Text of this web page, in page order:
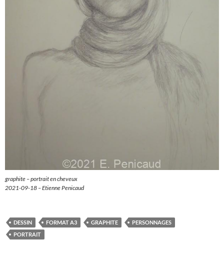
graphite – portrait en cheveux
2021-09-18 – Etienne Penicaud
DESSIN FORMAT A3 GRAPHITE
PERSONNAGES
PORTRAIT